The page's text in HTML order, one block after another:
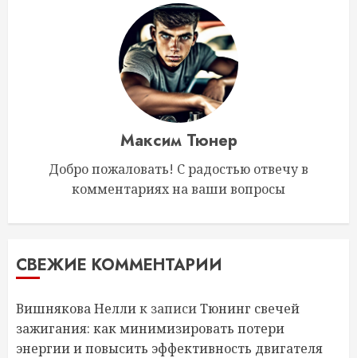
Максим Тюнер
Добро пожаловать! С радостью отвечу в
комментариях на ваши вопросы
СВЕЖИЕ КОММЕНТАРИИ
Вишнякова Неллик записиТюнинг свечей
зажигания: как минимизировать потери
энергии и повысить эффективность двигателя